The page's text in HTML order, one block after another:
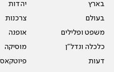
בארץ
בעולם
משפט ופלילים
כלכלה ונדל"ן
דעות
יהדות
צרכנות
אופנה
מוסיקה